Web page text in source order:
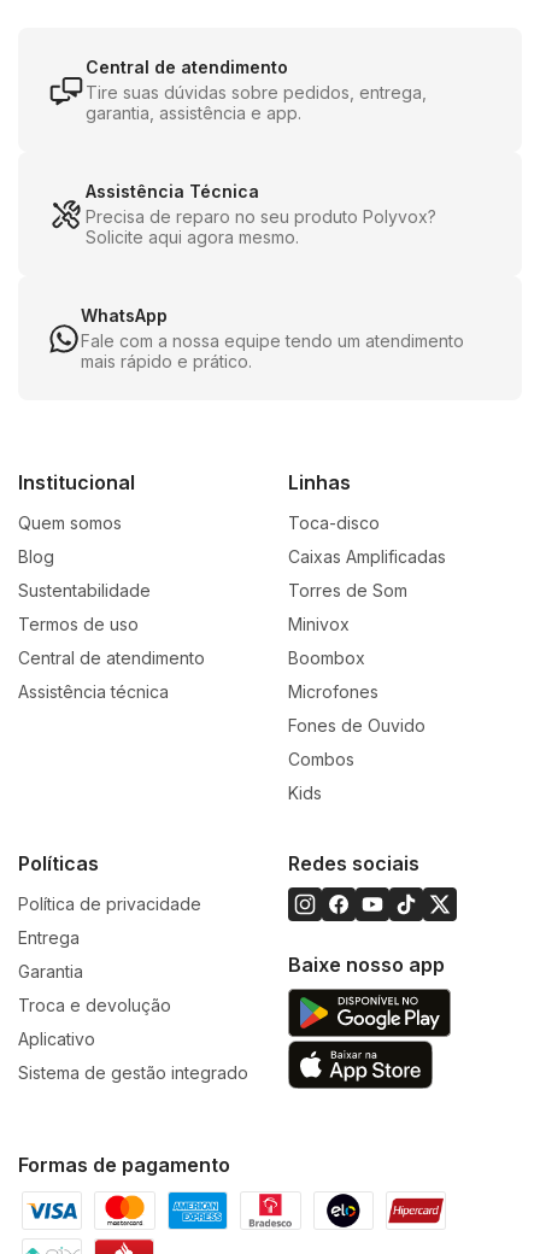
Central de atendimento
Tire suas dúvidas sobre pedidos, entrega,
garantia, assistência e app.
Assistência Técnica
Precisa de reparo no seu produto Polyvox?
Solicite aqui agora mesmo.
WhatsApp
Fale com a nossa equipe tendo um atendimento
mais rápido e prático.
Institucional
Quem somos
Blog
Sustentabilidade
Termos de uso
Central de atendimento
Assistência técnica
Linhas
Toca-disco
Caixas Amplificadas
Torres de Som
Minivox
Boombox
Microfones
Fones de Ouvido
Combos
Kids
Políticas
Política de privacidade
Entrega
Garantia
Troca e devolução
Aplicativo
Sistema de gestão integrado
Redes sociais
Baixe nosso app
Formas de pagamento